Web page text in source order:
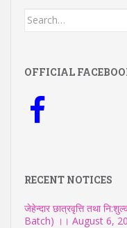
Search
OFFICIAL
RECENT NOTICES
जेहेन्दार छात्रवृत्ति तथा
Batch) ।। August 6,